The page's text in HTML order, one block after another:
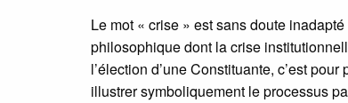
Le mot « crise » est sans doute
philosophique dont la crise
l’élection d’une Constituante, c’est
illustrer symboliquement le processus